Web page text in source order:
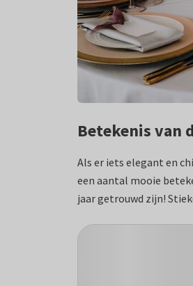
Betekenis van
Als er iets elegant en
een aantal mooie
jaar getrouwd zijn!